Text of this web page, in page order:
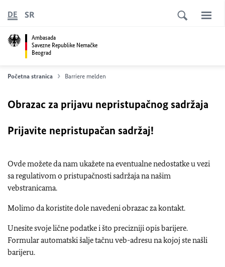
Ambasada
Savezne Republike Nemačke
Beograd
DE SR
Početna stranica Barriere melden
Obrazac za prijavu nepristupačnog sadržaja
Prijavite nepristupačan sadržaj!
Ovde možete da nam ukažete na eventualne nedostatke u vezi
sa regulativom o pristupačnosti sadržaja na našim
vebstranicama.
Molimo da koristite dole navedeni obrazac za kontakt.
Unesite svoje lične podatke i što precizniji opis barijere.
Formular automatski šalje tačnu veb-adresu na kojoj ste našli
barijeru.